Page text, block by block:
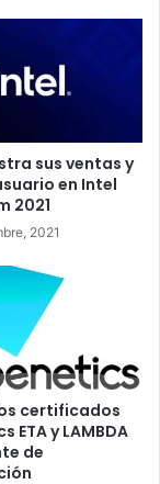
unidades
acrónimo
Disks
dos grandes
sus ventas y
en Intel
2021
2021
certificados
ETA y LAMBDA
de